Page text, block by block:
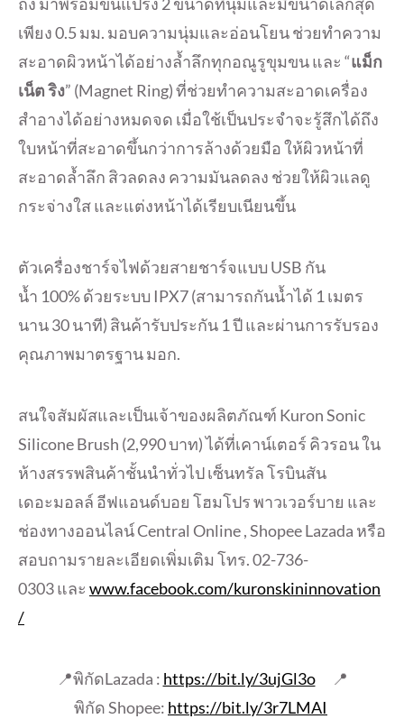
เพียง0.5มม. มอบความนุ่มและอ่อนโยน ช่วยทำความ
สะอาดผิวหน้าได้อย่างล้ำลึกทุกอณูรูขุมขน และ “แม็ก
เน็ต ริง” (Magnet Ring) ที่ช่วยทำความสะอาดเครื่อง
สำอางได้อย่างหมดจด เมื่อใช้เป็นประจำจะรู้สึกได้ถึง
ใบหน้าที่สะอาดขึ้นกว่าการล้างด้วยมือ ให้ผิวหน้าที่
สะอาดล้ำลึก สิวลดลง ความมันลดลง ช่วยให้ผิวแลดู
กระจ่างใส และแต่งหน้าได้เรียบเนียนขึ้น
ตัวเครื่องชาร์จไฟด้วยสายชาร์จแบบ USB กัน
น้ำ 100%ด้วยระบบ IPX7 (สามารถกันน้ำได้ 1 เมตร
นาน30นาที) สินค้ารับประกัน 1ปี และผ่านการรับรอง
คุณภาพมาตรฐาน มอก.
สนใจสัมผัสและเป็นเจ้าของผลิตภัณฑ์ Kuron Sonic
Silicone Brush (2,990บาท) ได้ที่เคาน์เตอร์ คิวรอน ใน
ห้างสรรพสินค้าชั้นนำทั่วไป เซ็นทรัล โรบินสัน
เดอะมอลล์ อีฟแอนด์บอย โฮมโปร พาวเวอร์บาย และ
ช่องทางออนไลน์Central Online ,Shopee Lazada หรือ
สอบถามรายละเอียดเพิ่มเติม โทร.02-736-
0303และ www.facebook.com/kuronskininnovation
/
📍พิกัดLazada : https://bit.ly/3ujGl3o
📍
พิกัดShopee: https://bit.ly/3r7LMAI